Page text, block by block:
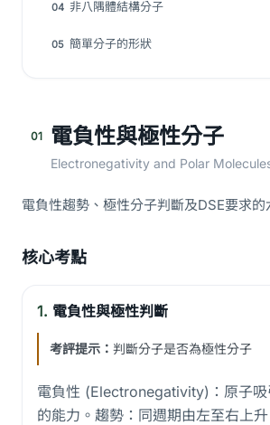
04 非八隅體結構分子
05 簡單分子的形狀
01 電負性與極性分子
Electronegativity and Polar
電負性趨勢、極性分子判斷及DSE要求
核心考點
1. 電負性與極性判斷
考評提示： 判斷分子是否為極性分子
電負性 (Electronegativity)：原子吸
的能力。趨勢：同週期由左至右上